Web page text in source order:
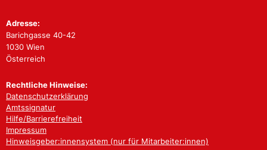
Adresse:
Barichgasse 40-42
1030 Wien
Österreich
Rechtliche Hinweise:
Datenschutzerklärung
Amtssignatur
Hilfe/Barrierefreiheit
Impressum
Hinweisgeber:innensystem (nur für Mitarbeiter:innen)